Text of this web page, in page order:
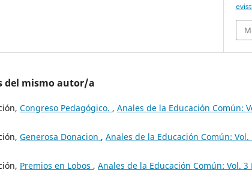
del mismo autor/a
Congreso Pedagógico. , Anales de la Educación Común:
Generosa Donacion , Anales de la Educación Común:
Premios en Lobos , Anales de la Educación Común: Vol.